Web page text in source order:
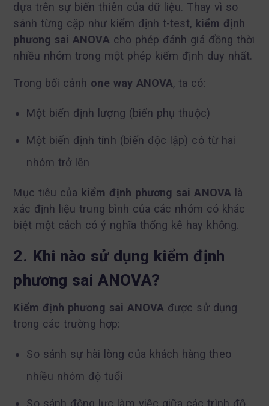
dựa trên sự biến thiên của dữ liệu. Thay vì so
sánh từng cặp như kiểm định t-test, kiểm định
phương sai ANOVA cho phép đánh giá đồng thời
nhiều nhóm trong một phép kiểm định duy nhất.
Trong bối cảnh one way ANOVA, ta có:
Một biến định lượng (biến phụ thuộc)
Một biến định tính (biến độc lập) có từ hai
nhóm trở lên
Mục tiêu của kiểm định phương sai ANOVA là
xác định liệu trung bình của các nhóm có khác
biệt một cách có ý nghĩa thống kê hay không.
2. Khi nào sử dụng kiểm định
phương sai ANOVA?
Kiểm định phương sai ANOVA được sử dụng
trong các trường hợp:
So sánh sự hài lòng của khách hàng theo
nhiều nhóm độ tuổi
So sánh động lực làm việc giữa các trình độ